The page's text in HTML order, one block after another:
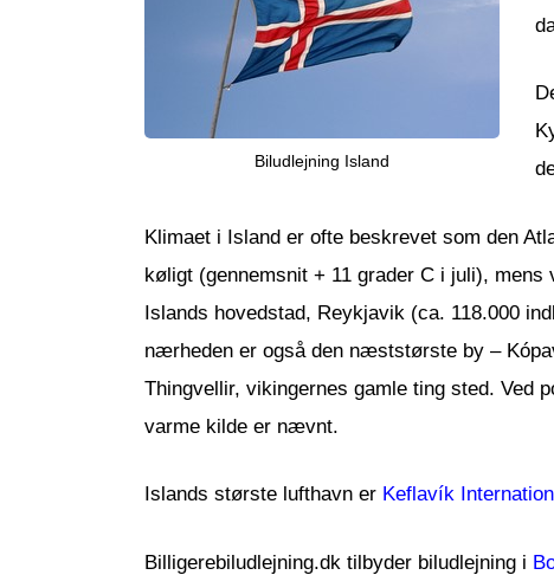
Biludlejning Island
Klimaet i Island er ofte beskrevet som den
køligt (gennemsnit + 11 grader C i juli),
Islands hovedstad, Reykjavik (ca. 118.000
nærheden er også den næststørste by –
Thingvellir, vikingernes gamle ting sted. Ved
varme kilde er nævnt.
Islands største lufthavn er Keflavík
Billigerebiludlejning.dk tilbyder biludlejning i